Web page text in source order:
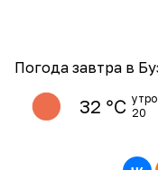
Погода завтра в
32 ℃ утро
20